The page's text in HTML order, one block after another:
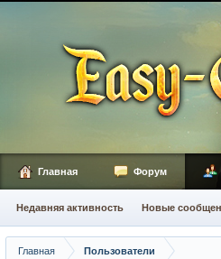
Главная Пользователи
Главная Форум
Недавняя активность Новые